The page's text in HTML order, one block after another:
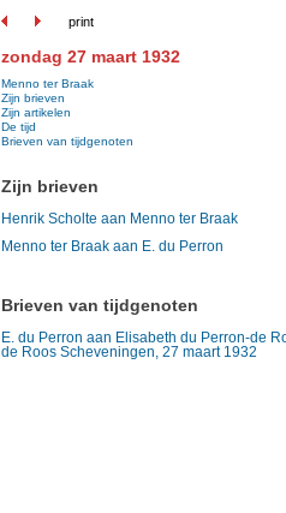
print
zondag 27 maart 1932
Menno ter Braak
Zijn brieven
Zijn artikelen
De tijd
Brieven van tijdgenoten
Zijn brieven
Henrik Scholte aan Menno ter Braak
Menno ter Braak aan E. du Perron
Brieven van tijdgenoten
E. du Perron aan Elisabeth du Perron-de
de Roos Scheveningen, 27 maart 1932